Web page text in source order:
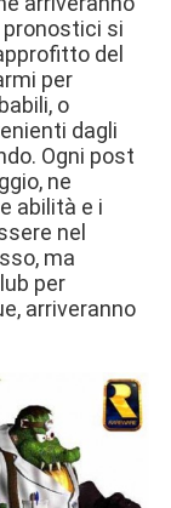
pronostici si
del
per
o
dagli
Ogni post
ne
abilità e i
nel
ma
per
arriveranno